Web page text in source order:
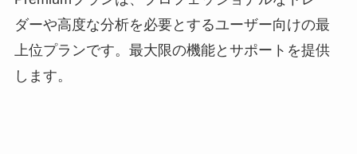
ダーや高度な分析を必要とするユーザー向けの最
上位プランです。最大限の機能とサポートを提供
します。